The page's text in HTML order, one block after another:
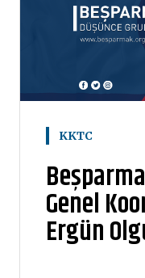
KKTC
Genel
Ergün